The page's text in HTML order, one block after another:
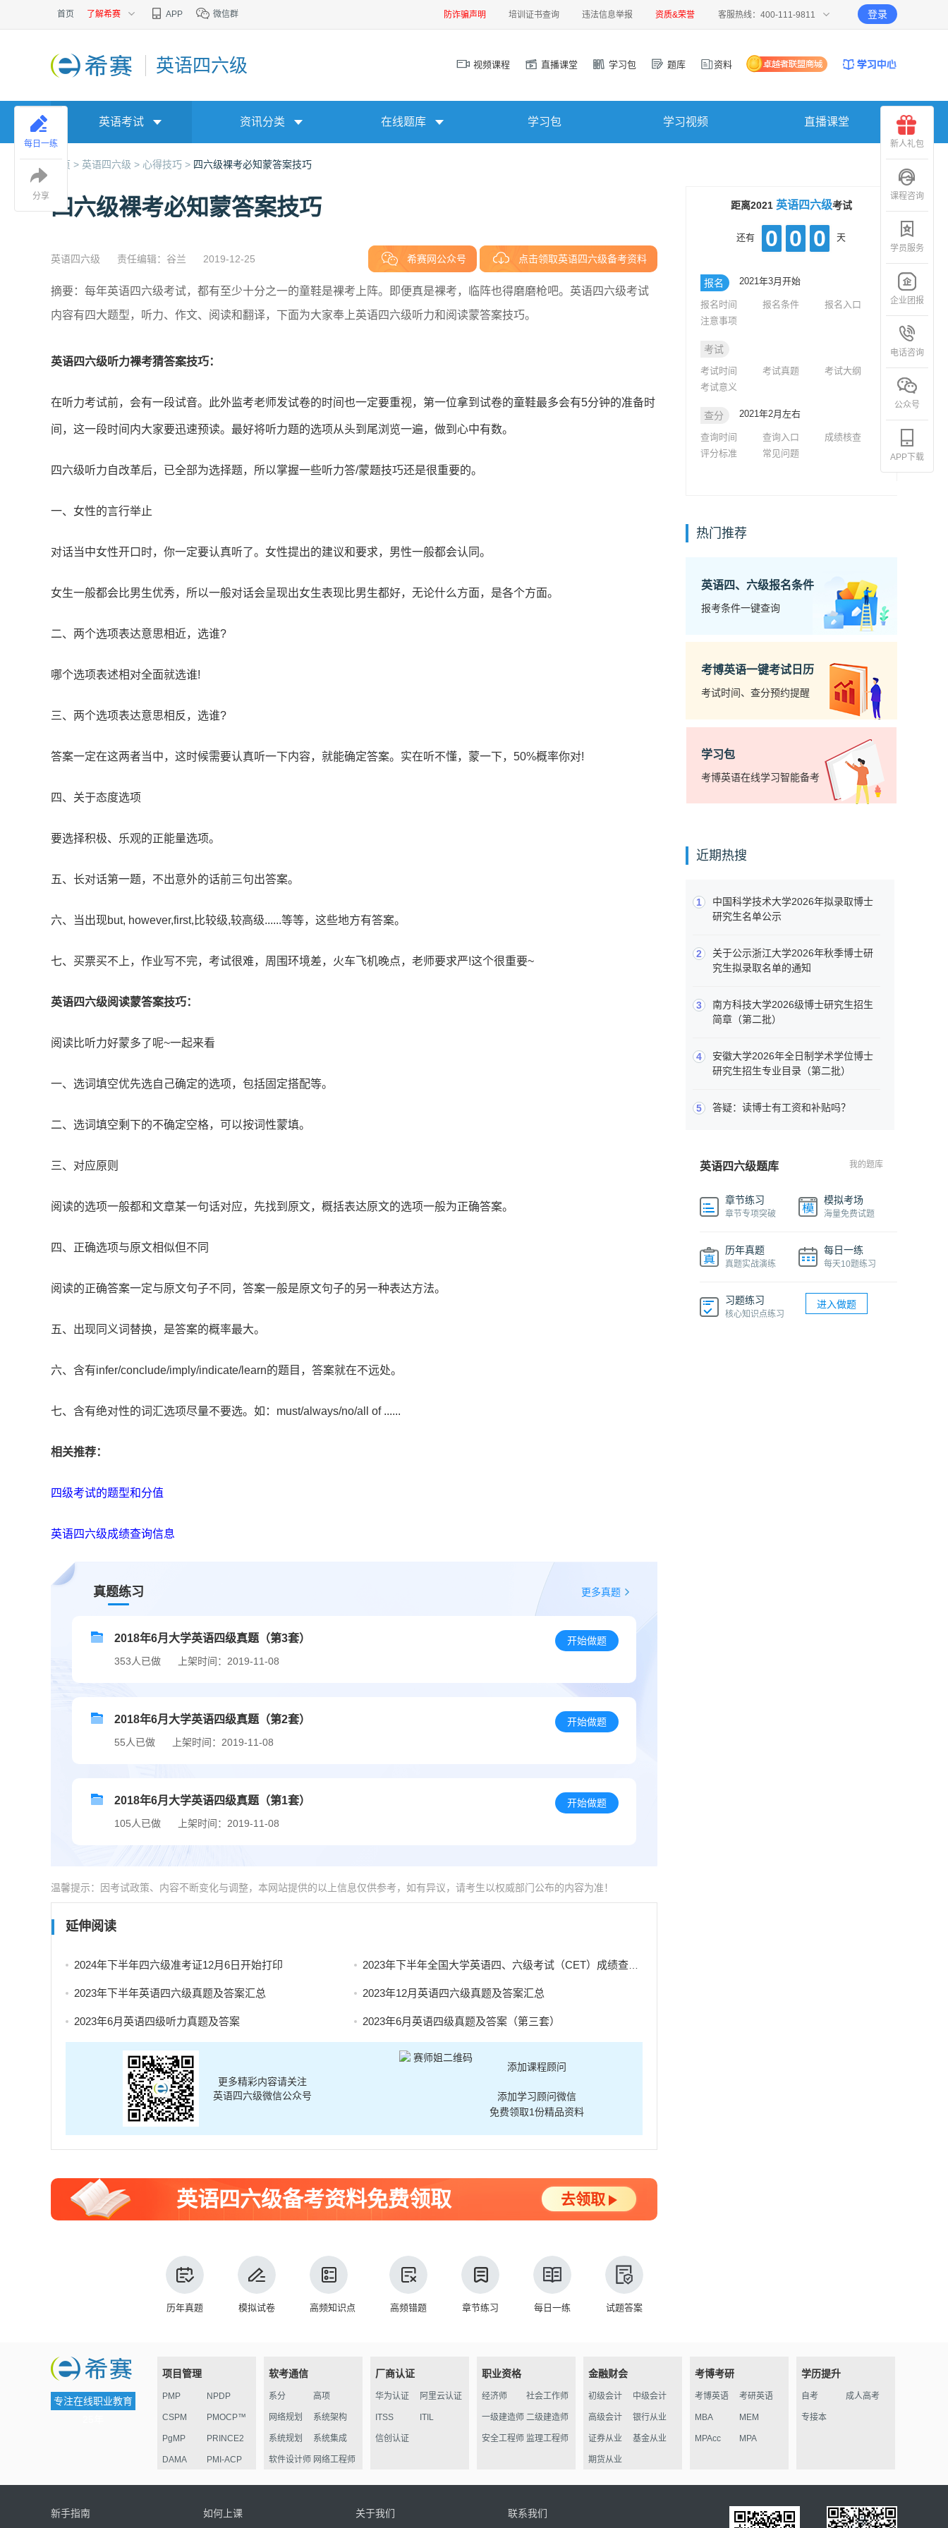
首页 了解希赛 APP 微信群 防诈骗声明 培训证书查询 违法信息举报 资质&荣誉 客服热线：400-111-9811 登录
英语四六级 视频课程 直播课堂 学习包 题库 资料
英语考试 资讯分类 在线题库 学习包 学习视频 直播课堂
首页 > 英语四六级 > 心得技巧 > 四六级裸考必知蒙答案技巧
四六级裸考必知蒙答案技巧
英语四六级 责任编辑：谷兰 2019-12-25 希赛网公众号 点击领取英语四六级备考资料
摘要：每年英语四六级考试，都有至少十分之一的童鞋是裸考上阵。即便真是裸考，临阵也得磨磨枪吧。英语四六级考试
内容有四大题型，听力、作文、阅读和翻译，下面为大家奉上英语四六级听力和阅读蒙答案技巧。
英语四六级听力裸考猜答案技巧：
在听力考试前，会有一段试音。此外监考老师发试卷的时间也一定要重视，第一位拿到试卷的童鞋最多会有5分钟的准备时
间，这一段时间内大家要迅速预读。最好将听力题的选项从头到尾浏览一遍，做到心中有数。
四六级听力自改革后，已全部为选择题，所以掌握一些听力答/蒙题技巧还是很重要的。
一、女性的言行举止
对话当中女性开口时，你一定要认真听了。女性提出的建议和要求，男性一般都会认同。
女生一般都会比男生优秀，所以一般对话会呈现出女生表现比男生都好，无论什么方面，是各个方面。
二、两个选项表达意思相近，选谁?
哪个选项表述相对全面就选谁!
三、两个选项表达意思相反，选谁?
答案一定在这两者当中，这时候需要认真听一下内容，就能确定答案。实在听不懂，蒙一下，50%概率你对!
四、关于态度选项
要选择积极、乐观的正能量选项。
五、长对话第一题，不出意外的话前三句出答案。
六、当出现but, however,first,比较级,较高级......等等，这些地方有答案。
七、买票买不上，作业写不完，考试很难，周围环境差，火车飞机晚点，老师要求严!这个很重要~
英语四六级阅读蒙答案技巧：
阅读比听力好蒙多了呢~一起来看
一、选词填空优先选自己确定的选项，包括固定搭配等。
二、选词填空剩下的不确定空格，可以按词性蒙填。
三、对应原则
阅读的选项一般都和文章某一句话对应，先找到原文，概括表达原文的选项一般为正确答案。
四、正确选项与原文相似但不同
阅读的正确答案一定与原文句子不同，答案一般是原文句子的另一种表达方法。
五、出现同义词替换，是答案的概率最大。
六、含有infer/conclude/imply/indicate/learn的题目，答案就在不远处。
七、含有绝对性的词汇选项尽量不要选。如：must/always/no/all of ......
相关推荐：
四级考试的题型和分值
英语四六级成绩查询信息
真题练习 更多真题
2018年6月大学英语四级真题（第3套）
353人已做 上架时间：2019-11-08
开始做题
2018年6月大学英语四级真题（第2套）
55人已做 上架时间：2019-11-08
开始做题
2018年6月大学英语四级真题（第1套）
105人已做 上架时间：2019-11-08
开始做题
温馨提示：因考试政策、内容不断变化与调整，本网站提供的以上信息仅供参考，如有异议，请考生以权威部门公布的内容为准！
延伸阅读
2024年下半年四六级准考证12月6日开始打印 2023年下半年全国大学英语四、六级考试（CET）成绩查询有关安排
2023年下半年英语四六级真题及答案汇总 2023年12月英语四六级真题及答案汇总
2023年6月英语四级听力真题及答案 2023年6月英语四级真题及答案（第三套）
更多精彩内容请关注
英语四六级微信公众号
添加课程顾问
添加学习顾问微信
免费领取1份精品资料
英语四六级备考资料免费领取 去领取
历年真题 模拟试卷 高频知识点 高频错题 章节练习 每日一练 试题答案
距离2021 英语四六级考试
还有 0 0 0 天
报名 2021年3月开始
报名时间 报名条件
报名入口
注意事项
考试
考试时间 考试真题
考试大纲
考试意义
查分 2021年2月左右
查询时间 查询入口
成绩核查
评分标准
常见问题
热门推荐
英语四、六级报名条件
报考条件一键查询
考博英语一键考试日历
考试时间、查分预约提醒
学习包
考博英语在线学习智能备考
近期热搜
1
中国科学技术大学2026年拟录取博士
研究生名单公示
2
关于公示浙江大学2026年秋季博士研
究生拟录取名单的通知
3
南方科技大学2026级博士研究生招生
简章（第二批）
4
安徽大学2026年全日制学术学位博士
研究生招生专业目录（第二批）
5 答疑：读博士有工资和补贴吗？
英语四六级题库 我的题库
章节练习
章节专项突破
模拟考场
海量免费试题
历年真题
真题实战演练
每日一练
每天10题练习
习题练习
核心知识点练习
进入做题
专注在线职业教育
项目管理
PMP NPDP
CSPM PMOCP™
PgMP PRINCE2
DAMA PMI-ACP
软考通信
系分 高项
网络规划 系统架构
系统规划 系统集成
软件设计师 网络工程师
厂商认证
华为认证 阿里云认证
ITSS ITIL
信创认证
职业资格
经济师 社会工作师
一级建造师 二级建造师
安全工程师 监理工程师
金融财会
初级会计 中级会计
高级会计 银行从业
证券从业 基金从业
期货从业
考博考研
考博英语 考研英语
MBA MEM
MPAcc MPA
学历提升
自考 成人高考
专接本
每日一练
分享
新人礼包
课程咨询
学员服务
企业团报
电话咨询
公众号
APP下载
新手指南 如何上课 关于我们 联系我们